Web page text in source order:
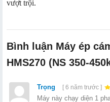
vượt trội.
Bình luận Máy ép
HMS270 (NS 350-
Trọng [ 6 năm trước ]
Máy này chạy diện 1